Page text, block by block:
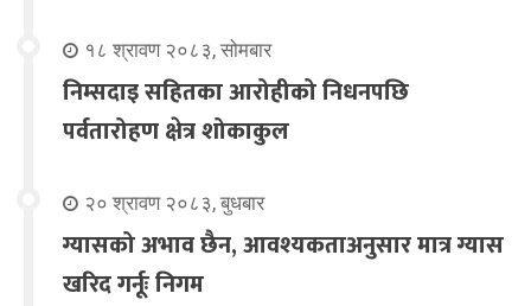
१८ श्रावण २०८३, सोमबार
निम्सदाइ सहितका आरोहीको निधनपछि
पर्वतारोहण क्षेत्र शोकाकुल
२० श्रावण २०८३, बुधबार
ग्यासको अभाव छैन, आवश्यकताअनुसार मात्र ग्यास
खरिद गर्नूः निगम